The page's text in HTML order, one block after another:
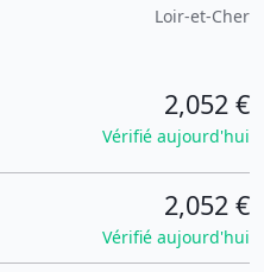
Loir-et-Cher
2,052 €
Vérifié aujourd'hui
2,052 €
Vérifié aujourd'hui